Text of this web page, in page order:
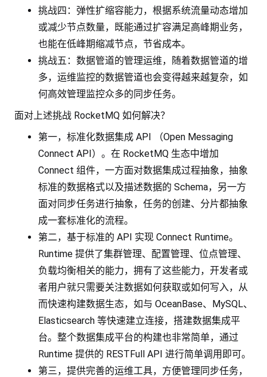
挑战四：弹性扩缩容能力，根据系统流量动态增加
或减少节点数量，既能通过扩容满足高峰期业务，
也能在低峰期缩减节点，节省成本。
挑战五：数据管道的管理运维，随着数据管道的增
多，运维监控的数据管道也会变得越来越复杂，如
何高效管理监控众多的同步任务。
面对上述挑战 RocketMQ 如何解决？
第一，标准化数据集成 API （Open Messaging
Connect API）。在 RocketMQ 生态中增加
Connect 组件，一方面对数据集成过程抽象，抽象
标准的数据格式以及描述数据的 Schema，另一方
面对同步任务进行抽象，任务的创建、分片都抽象
成一套标准化的流程。
第二，基于标准的 API 实现 Connect Runtime。
Runtime 提供了集群管理、配置管理、位点管理、
负载均衡相关的能力，拥有了这些能力，开发者或
者用户就只需要关注数据如何获取或如何写入，从
而快速构建数据生态，如与 OceanBase、MySQL、
Elasticsearch 等快速建立连接，搭建数据集成平
台。整个数据集成平台的构建也非常简单，通过
Runtime 提供的 RESTFull API 进行简单调用即可。
第三，提供完善的运维工具，方便管理同步任务，